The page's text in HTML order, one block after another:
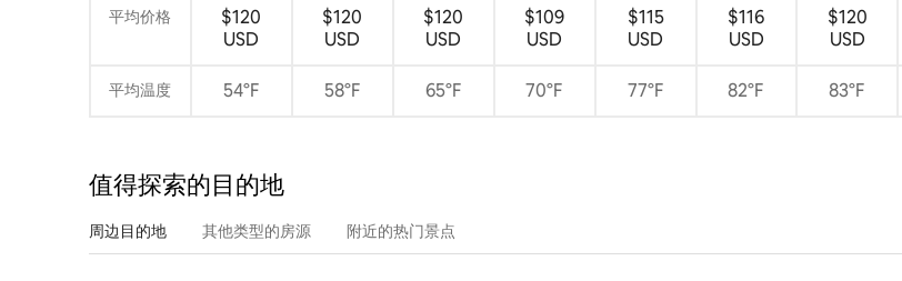
平均价格
$120
USD
$120
USD
$120
USD
$109
USD
$115
USD
$116
USD
$120
USD
平均温度 54°F 58°F 65°F 70°F 77°F 82°F 83°F
值得探索的目的地
周边目的地 其他类型的房源 附近的热门景点